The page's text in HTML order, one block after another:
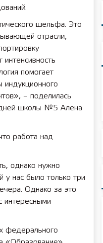
шельфа. Это
отрасли,
помогает
– поделилась
школы №5 Алена
работа над
однако нужно
у нас было только три
Однако за это
интересными
федерального
назначения